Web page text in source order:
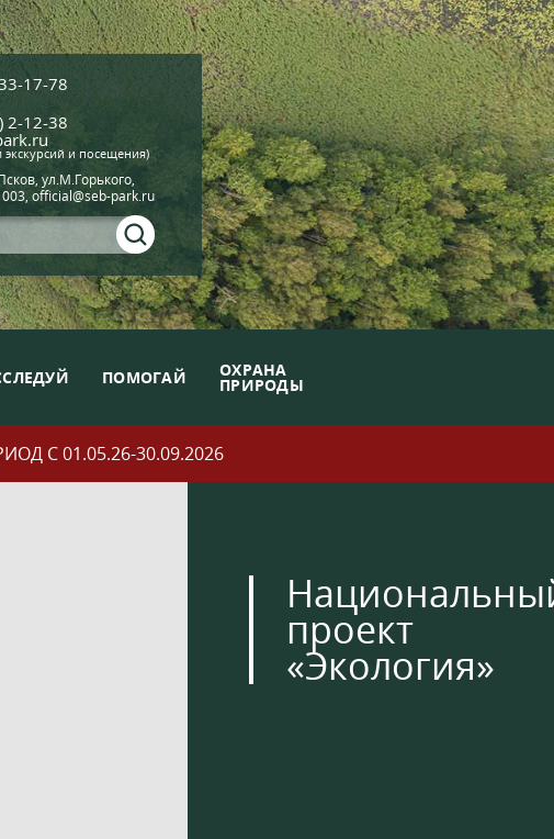
17-78
2-12-38
и посещения)
ул.М.Горького,
official@seb-park.ru
ПОМОГАЙ ОХРАНА
ПРИРОДЫ
С 01.05.26-30.09.2026
проект
«Экология»